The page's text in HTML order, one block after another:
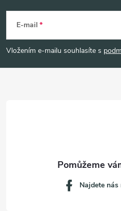
p
E-mail
Vložením e-mailu souhlasíte s
Najdete